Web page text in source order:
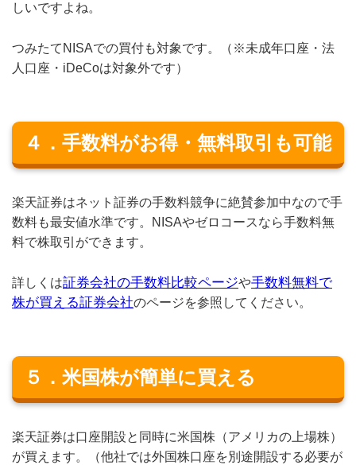
しいですよね。
つみたてNISAでの買付も対象です。（※未成年口座・法
人口座・iDeCoは対象外です）
４．手数料がお得・無料取引も可能
楽天証券はネット証券の手数料競争に絶賛参加中なので手
数料も最安値水準です。NISAやゼロコースなら手数料無
料で株取引ができます。
詳しくは証券会社の手数料比較ページや手数料無料で
株が買える証券会社のページを参照してください。
５．米国株が簡単に買える
楽天証券は口座開設と同時に米国株（アメリカの上場株）
が買えます。（他社では外国株口座を別途開設する必要が